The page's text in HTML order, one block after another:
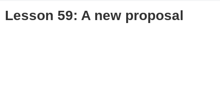
Lesson 59: A new proposal